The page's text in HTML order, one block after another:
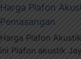
Harga Plafon
Pemasangan
Harga Plafon
ini Plafon akustik